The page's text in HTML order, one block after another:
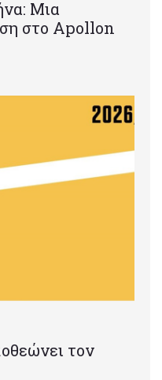
Μια
στο Apollon
τον